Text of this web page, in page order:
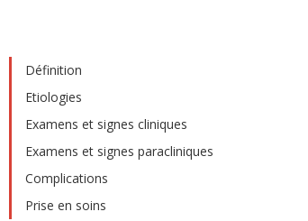
Définition
Etiologies
Examens et signes cliniques
Examens et signes paracliniques
Complications
Prise en soins